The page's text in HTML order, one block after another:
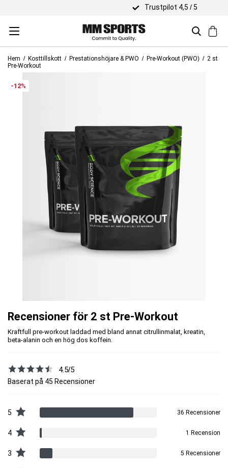
Trustpilot 4,5 / 5
Hem Kosttillskott Prestationshöjare & PWO Pre-Workout (PWO)
2 st
Pre-Workout
-12%
Recensioner för 2 st Pre-Workout
Kraftfull pre-workout laddad med bland annat citrullinmalat, kreatin,
beta-alanin och en hög dos koffein.
4.5/5
Baserat på 45 Recensioner
5 36 Recensioner
4 1 Recension
3 5 Recensioner